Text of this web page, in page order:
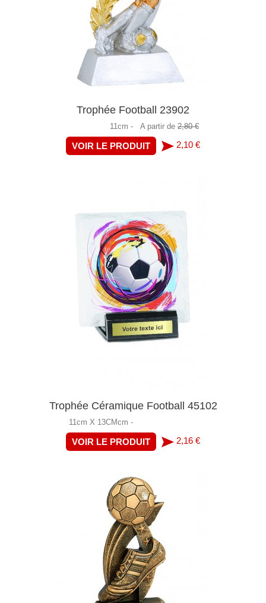
Trophée Football 23902
11cm - A partir de 2,80 €
VOIR LE PRODUIT 2,10 €
Trophée Céramique Football 45102
11cm X 13CMcm -
VOIR LE PRODUIT 2,16 €